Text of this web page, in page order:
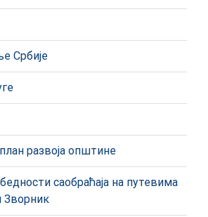
Србије
развоја општине
саобраћаја на путевима